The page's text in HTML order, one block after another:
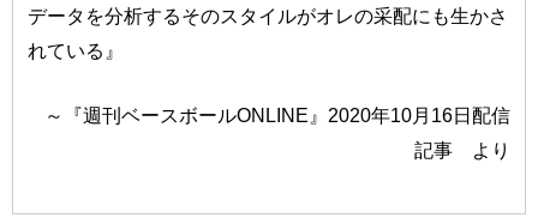
データを分析するそのスタイルがオレの采配にも生かさ
れている』
～『週刊ベースボールONLINE』2020年10月16日配信
記事 より